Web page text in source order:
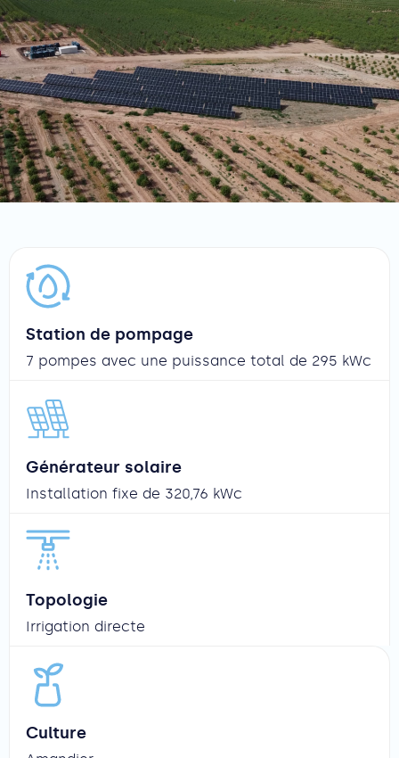
Station de pompage
7 pompes avec une puissance total de 295 kWc
Générateur solaire
Installation fixe de 320,76 kWc
Topologie
Irrigation directe
Culture